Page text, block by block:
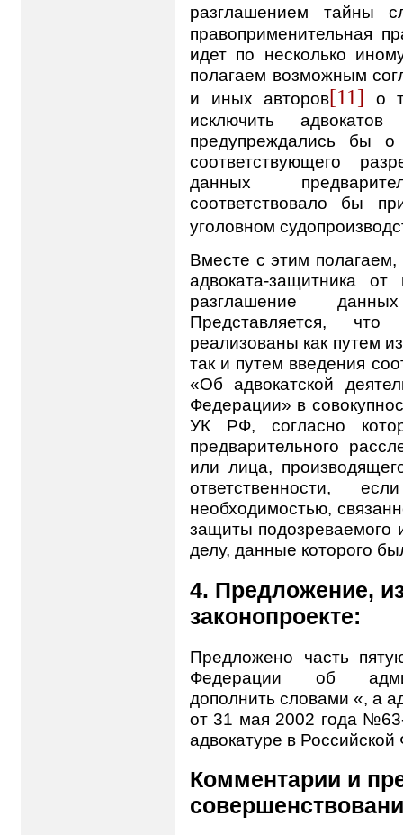
разглашением тайны
правоприменительная
идет по несколько
полагаем возможным
и иных авторов[11]
о
исключить
предупреждались бы о
соответствующего
данных
соответствовало бы
уголовном
Вместе с этим полагаем,
адвоката-защитника от
разглашение
Представляется,
реализованы как путем
так и путем введения
«Об адвокатской
Федерации» в
УК РФ, согласно
предварительного
или лица,
ответственности,
необходимостью,
защиты подозреваемого
делу, данные которого
4. Предложение,
законопроекте:
Предложено часть
Федерации об
дополнить словами «, а
от 31 мая 2002 года
адвокатуре в
Комментарии и